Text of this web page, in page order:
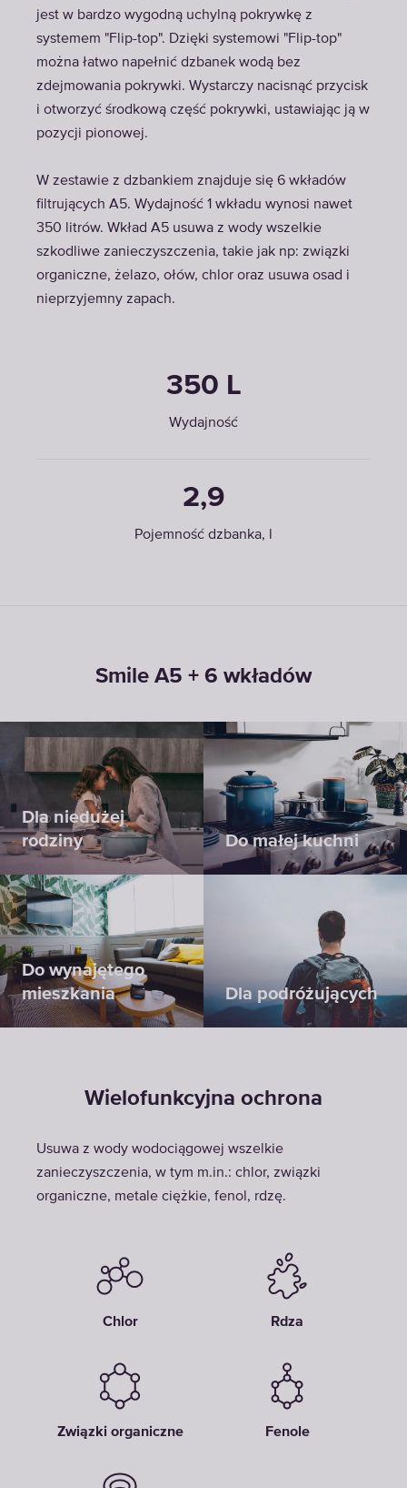
jest w bardzo wygodną uchylną pokrywkę z
systemem "Flip-top". Dzięki systemowi "Flip-top"
można łatwo napełnić dzbanek wodą bez
zdejmowania pokrywki. Wystarczy nacisnąć przycisk
i otworzyć środkową część pokrywki, ustawiając ją w
pozycji pionowej.
W zestawie z dzbankiem znajduje się 6 wkładów
filtrujących A5. Wydajność 1 wkładu wynosi nawet
350 litrów. Wkład A5 usuwa z wody wszelkie
szkodliwe zanieczyszczenia, takie jak np: związki
organiczne, żelazo, ołów, chlor oraz usuwa osad i
nieprzyjemny zapach.
350 L
Wydajność
2,9
Pojemność dzbanka, l
Smile A5 + 6 wkładów
Dla niedużej
rodziny
Do małej kuchni
Do wynajętego
mieszkania
Dla podróżujących
Wielofunkcyjna ochrona
Usuwa z wody wodociągowej wszelkie
zanieczyszczenia, w tym m.in.: chlor, związki
organiczne, metale ciężkie, fenol, rdzę.
Chlor Rdza
Związki organiczne Fenole